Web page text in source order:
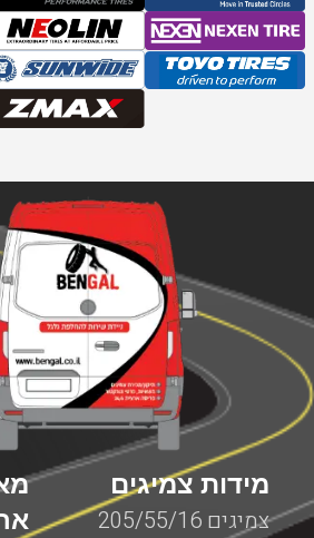
מידות צמיגים
צמיגים 205/55/16